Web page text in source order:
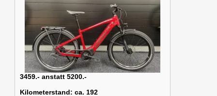
3459.- anstatt 5200.-
Kilometerstand: ca. 192